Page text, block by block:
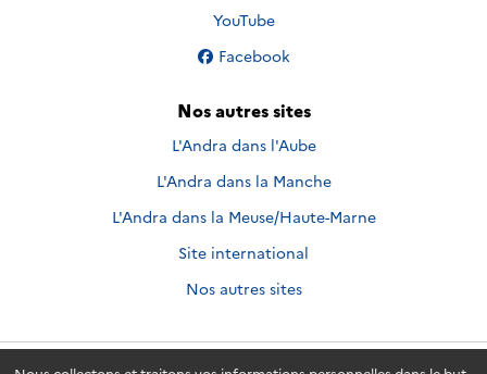
Nous suivre sur
YouTube
Nous suivre sur
Facebook
Nos autres sites
L'Andra dans l'Aube
L'Andra dans la Manche
L'Andra dans la Meuse/Haute-Marne
Site international
Nos autres sites